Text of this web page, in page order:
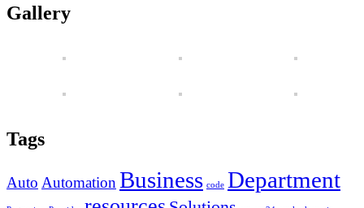
Gallery
Tags
Auto Automation Business code Department